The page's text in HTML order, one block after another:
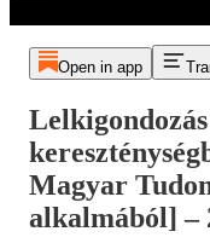
Open in app
Magyar
alkalmából] –